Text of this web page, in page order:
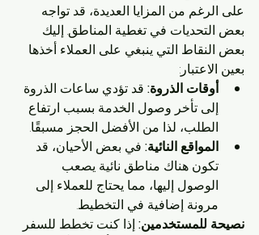
على الرغم من المزايا العديدة، قد تواجه
بعض التحديات في تغطية المناطق. إليك
بعض النقاط التي ينبغي على العملاء أخذها
بعين الاعتبار:
أوقات الذروة: قد تؤدي ساعات الذروة
إلى تأخر وصول الخدمة بسبب ارتفاع
الطلب، لذا من الأفضل الحجز مسبقًا.
المواقع النائية: في بعض الأحيان، قد
تكون هناك مناطق نائية يصعب
الوصول إليها، مما يحتاج للعملاء إلى
مرونة إضافية في التخطيط.
نصيحة للمستخدمين: إذا كنت تخطط للسفر